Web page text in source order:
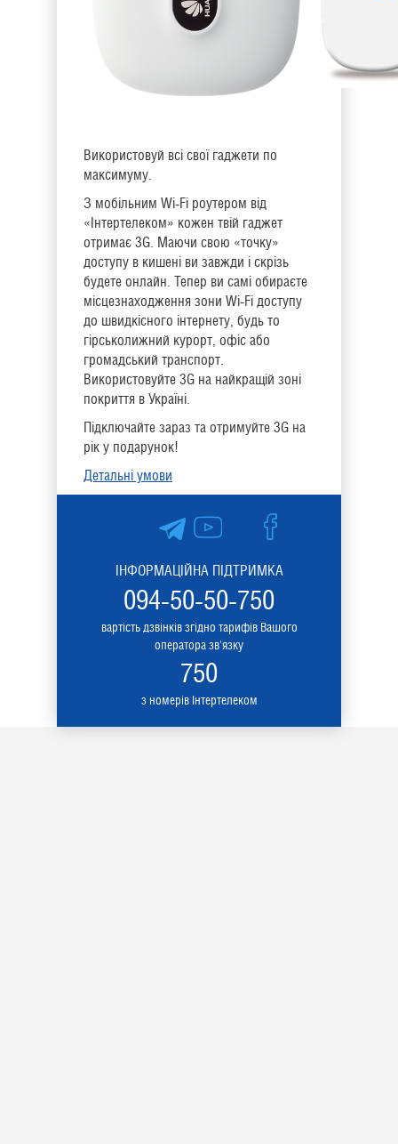
Використовуй всі свої гаджети по
максимуму.
З мобільним Wi-Fi роутером від
«Інтертелеком» кожен твій гаджет
отримає 3G. Маючи свою «точку»
доступу в кишені ви завжди і скрізь
будете онлайн. Тепер ви самі обираєте
місцезнаходження зони Wi-Fi доступу
до швидкісного інтернету, будь то
гірськолижний курорт, офіс або
громадський транспорт.
Використовуйте 3G на найкращій зоні
покриття в Україні.
Підключайте зараз та отримуйте 3G на
рік у подарунок!
Детальні умови
ІНФОРМАЦІЙНА ПІДТРИМКА
094-50-50-750
вартість дзвінків згідно тарифів Вашого
оператора зв'язку
750
з номерів Інтертелеком